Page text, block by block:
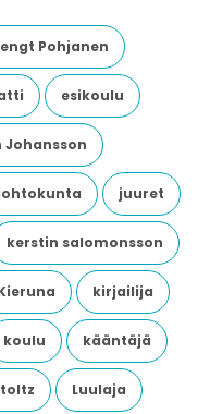
Pohjanen
esikoulu
Johansson
juuret
kerstin salomonsson
kirjailija
koulu kääntäjä
Luulaja